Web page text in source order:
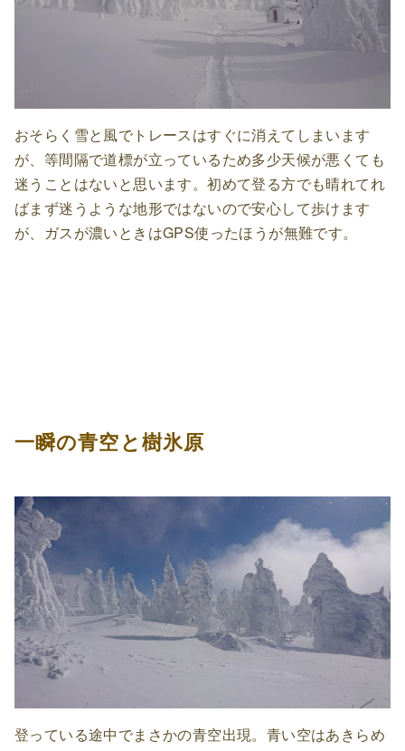
おそらく雪と風でトレースはすぐに消えてしまいます
が、等間隔で道標が立っているため多少天候が悪くても
迷うことはないと思います。初めて登る方でも晴れてれ
ばまず迷うような地形ではないので安心して歩けます
が、ガスが濃いときはGPS使ったほうが無難です。
一瞬の青空と樹氷原
登っている途中でまさかの青空出現。青い空はあきらめ